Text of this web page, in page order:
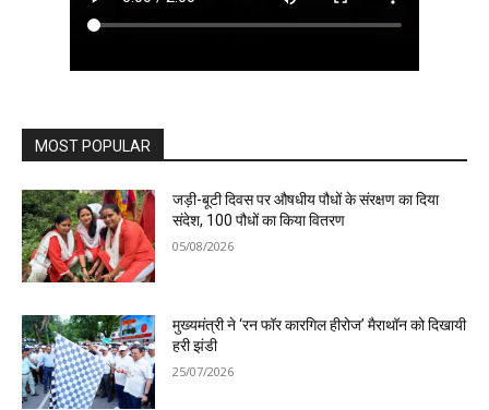
MOST POPULAR
जड़ी-बूटी दिवस पर औषधीय पौधों के संरक्षण का दिया
संदेश, 100 पौधों का किया वितरण
05/08/2026
मुख्यमंत्री ने ‘रन फॉर कारगिल हीरोज’ मैराथॉन को दिखायी
हरी झंडी
25/07/2026